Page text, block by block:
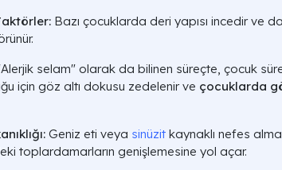
Bazı çocuklarda deri yapısı incedir ve
selam" olarak da bilinen süreçte, çocuk
için göz altı dokusu zedelenir ve çocuklarda
Geniz eti veya sinüzit kaynaklı nefes
toplardamarların genişlemesine yol açar.